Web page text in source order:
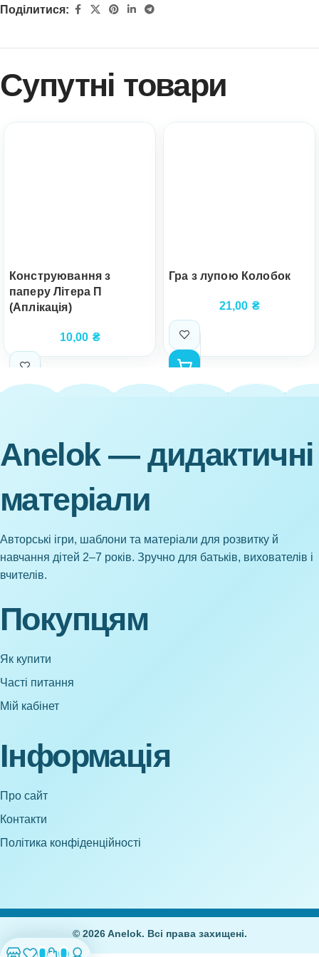
Поділитися:
Супутні товари
Конструювання з
паперу Літера П
(Аплікація)
10,00 ₴
Гра з лупою Колобок
21,00 ₴
Anelok — дидактичні
матеріали
Авторські ігри, шаблони та матеріали для розвитку й
навчання дітей 2–7 років. Зручно для батьків, вихователів і
вчителів.
Покупцям
Як купити
Часті питання
Мій кабінет
Інформація
Про сайт
Контакти
Політика конфіденційності
© 2026 Anelok. Всі права захищені.